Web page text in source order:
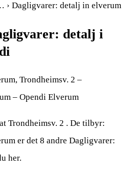
› Dagligvarer: detalj in elverum
detalj i
Trondheimsv. 2 –
– Opendi Elverum
Trondheimsv. 2 . De tilbyr:
er det 8 andre Dagligvarer:
her.